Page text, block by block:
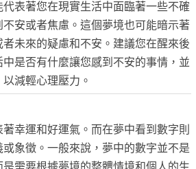
表著您在現實生活中面臨著一些不確
安或者焦慮。這個夢境也可能暗示著
未來的疑慮和不安。建議您在醒來後
是否有什麼讓您感到不安的事情，並
減輕心理壓力。
幸運和好運氣。而在夢中看到數字則
象徵。一般來說，夢中的數字並不是
需要根據夢境的整體情境和個人的生